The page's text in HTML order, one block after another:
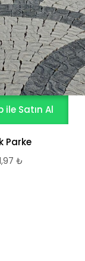
Satın Al
Parke
₺